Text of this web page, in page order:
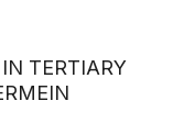
TERTIARY